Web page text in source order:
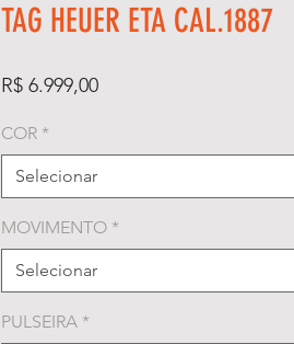
TAG HEUER ETA CAL.1887
R$ 6.999,00Preço
COR *
Selecionar
MOVIMENTO *
Selecionar
PULSEIRA *